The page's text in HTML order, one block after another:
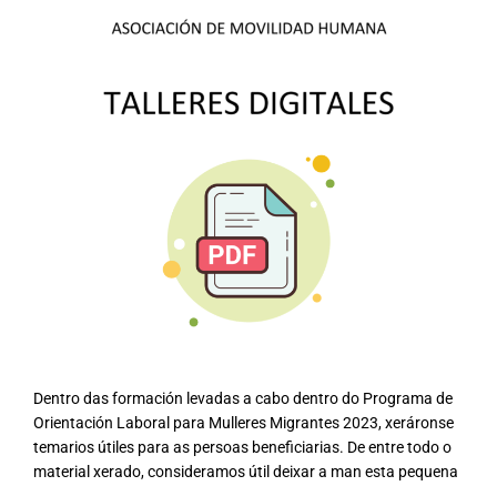
Dentro das formación levadas a cabo dentro do Programa de
Orientación Laboral para Mulleres Migrantes 2023, xeráronse
temarios útiles para as persoas beneficiarias. De entre todo o
material xerado, consideramos útil deixar a man esta pequena